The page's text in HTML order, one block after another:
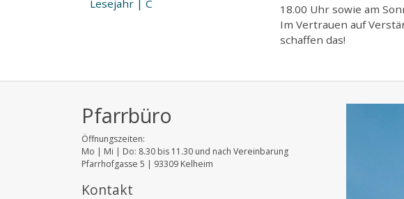
18.00 Uhr sowie am
Im Vertrauen auf
schaffen das!
Lesejahr | C
Pfarrbüro
Öffnungszeiten:
Mo | Mi | Do: 8.30 bis 11.30 und nach Vereinbarung
Pfarrhofgasse 5 | 93309 Kelheim
Kontakt